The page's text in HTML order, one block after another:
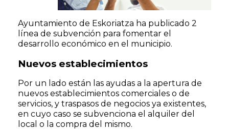
Ayuntamiento de Eskoriatza ha publicado 2
línea de subvención para fomentar el
desarrollo económico en el municipio.
Nuevos establecimientos
Por un lado están las ayudas a la apertura de
nuevos establecimientos comerciales o de
servicios, y traspasos de negocios ya existentes,
en cuyo caso se subvenciona el alquiler del
local o la compra del mismo.